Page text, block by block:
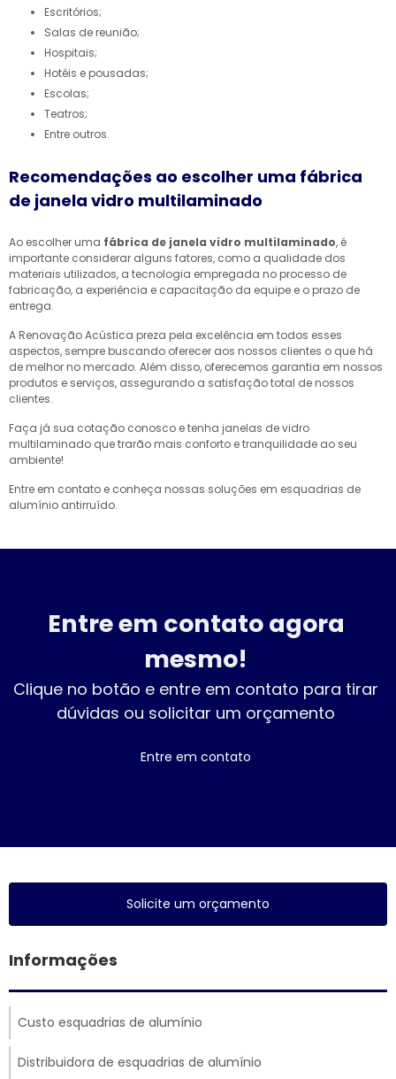
Escritórios;
Salas de reunião;
Hospitais;
Hotéis e pousadas;
Escolas;
Teatros;
Entre outros.
Recomendações ao escolher uma fábrica
de janela vidro multilaminado
Ao escolher uma fábrica de janela vidro multilaminado, é
importante considerar alguns fatores, como a qualidade dos
materiais utilizados, a tecnologia empregada no processo de
fabricação, a experiência e capacitação da equipe e o prazo de
entrega.
A Renovação Acústica preza pela excelência em todos esses
aspectos, sempre buscando oferecer aos nossos clientes o que há
de melhor no mercado. Além disso, oferecemos garantia em nossos
produtos e serviços, assegurando a satisfação total de nossos
clientes.
Faça já sua cotação conosco e tenha janelas de vidro
multilaminado que trarão mais conforto e tranquilidade ao seu
ambiente!
Entre em contato e conheça nossas soluções em esquadrias de
alumínio antirruído.
Entre em contato agora
mesmo!
Clique no botão e entre em contato para tirar
dúvidas ou solicitar um orçamento
Entre em contato
Solicite um orçamento
Informações
Custo esquadrias de alumínio
Distribuidora de esquadrias de alumínio